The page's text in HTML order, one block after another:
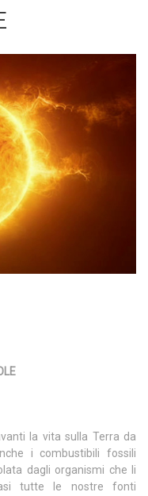
la vita sulla Terra da
i combustibili fossili
dagli organismi che li
tutte le nostre fonti